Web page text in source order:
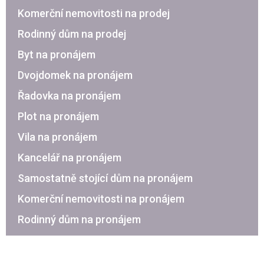
Komerční nemovitosti na prodej
Rodinný dům na prodej
Byt na pronájem
Dvojdomek na pronájem
Řadovka na pronájem
Plot na pronájem
Vila na pronájem
Kancelář na pronájem
Samostatně stojící dům na pronájem
Komerční nemovitosti na pronájem
Rodinný dům na pronájem